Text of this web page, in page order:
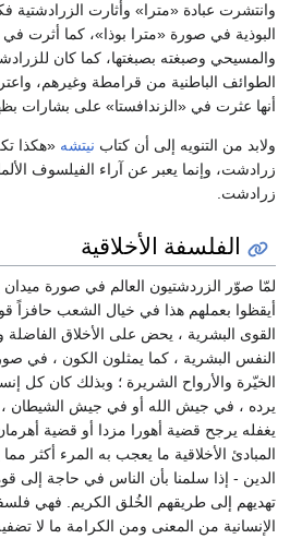
وانتشرت عبادة «مترا» وأثارت الزرادشتية
البوذية في صورة «مترا بوذا»، كما أثرت في
والمسيحي وصبغته بصبغتها، كما كان
الطوائف الباطنية من قرامطة وغيرهم،
أنها عثرت في «الزندافستا» على بشارات
ولابد من التنويه إلى أن كتاب نيتشه «هكذا
زرادشت، وإنما يعبر عن آراء الفيلسوف
زرادشت.
الفلسفة الأخلاقية
لمّا صوّر الزردشتيون العالم في صورة
أيقظوا بعملهم هذا في خيال الشعب حافزاً
القوى البشرية ، يحض على الأخلاق الفاضلة
النفس البشرية ، كما يمثلون الكون ، في
الخيّرة والأرواح الشريرة ؛ وبذلك كان كل
يرده ، في جيش الله أو في جيش الشيطان
يغفله يرجح قضية أهورا مزدا أو قضية
المبادئ الأخلاقية ما يعجب به المرء أكثر
الدين - إذا سلمنا بأن الناس في حاجة إلى
تهديهم إلى طريقهم الخُلق الكريم. فهي
الإنسانية من المعنى ومن الكرامة ما لا